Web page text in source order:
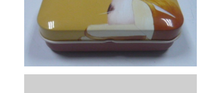
Metalinė dėžutė